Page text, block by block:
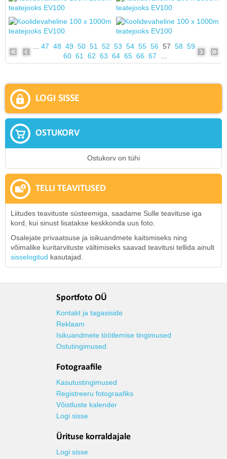
47 48 49 50 51 52 53 54 55 56 57 58 59
60 61 62 63 64 65 66 67
LOGI SISSE
OSTUKORV
Ostukorv on tühi
TELLI TEAVITUSED
Liitudes teavituste süsteemiga, saadame Sulle teavituse iga
kord, kui sinust lisatakse keskkonda uus foto.
Osalejate privaatsuse ja isikuandmete kaitsmiseks ning
võimalike kuritarvituste vältimiseks saavad teavitusi tellida ainult
sisselogitud kasutajad.
Sportfoto OÜ
Kontakt ja tagasiside
Reklaam
Isikuandmete töötlemise tingimused
Ostutingimused
Fotograafile
Kasutustingimused
Registreeru fotograafiks
Võistluste kalender
Logi sisse
Ürituse korraldajale
Logi sisse